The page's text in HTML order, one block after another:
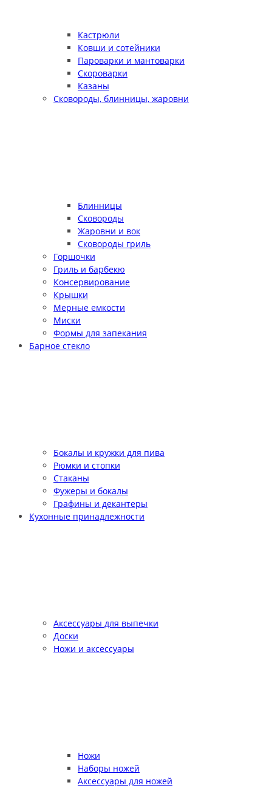
Кастрюли
Ковши и сотейники
Пароварки и мантоварки
Скороварки
Казаны
Сковороды, блинницы, жаровни
Блинницы
Сковороды
Жаровни и вок
Сковороды гриль
Горшочки
Гриль и барбекю
Консервирование
Крышки
Мерные емкости
Миски
Формы для запекания
Барное стекло
Бокалы и кружки для пива
Рюмки и стопки
Стаканы
Фужеры и бокалы
Графины и декантеры
Кухонные принадлежности
Аксессуары для выпечки
Доски
Ножи и аксессуары
Ножи
Наборы ножей
Аксессуары для ножей